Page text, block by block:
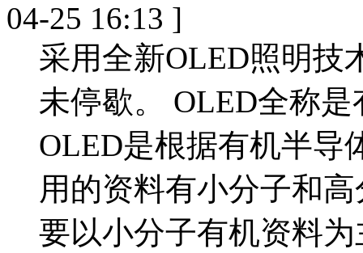
04-25 16:13 ]
采用全新OLED照明技
未停歇。 OLED全称
OLED是根据有机半导
用的资料有小分子和
要以小分子有机资料